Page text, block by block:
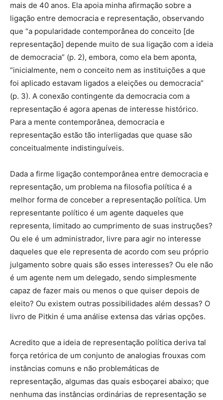
mais de 40 anos. Ela apoia minha afirmação sobre a
ligação entre democracia e representação, observando
que “a popularidade contemporânea do conceito [de
representação] depende muito de sua ligação com a ideia
de democracia” (p. 2), embora, como ela bem aponta,
“inicialmente, nem o conceito nem as instituições a que
foi aplicado estavam ligados a eleições ou democracia”
(p. 3). A conexão contingente da democracia com a
representação é agora apenas de interesse histórico.
Para a mente contemporânea, democracia e
representação estão tão interligadas que quase são
conceitualmente indistinguíveis.
Dada a firme ligação contemporânea entre democracia e
representação, um problema na filosofia política é a
melhor forma de conceber a representação política. Um
representante político é um agente daqueles que
representa, limitado ao cumprimento de suas instruções?
Ou ele é um administrador, livre para agir no interesse
daqueles que ele representa de acordo com seu próprio
julgamento sobre quais são esses interesses? Ou ele não
é um agente nem um delegado, sendo simplesmente
capaz de fazer mais ou menos o que quiser depois de
eleito? Ou existem outras possibilidades além dessas? O
livro de Pitkin é uma análise extensa das várias opções.
Acredito que a ideia de representação política deriva tal
força retórica de um conjunto de analogias frouxas com
instâncias comuns e não problemáticas de
representação, algumas das quais esboçarei abaixo; que
nenhuma das instâncias ordinárias de representação se